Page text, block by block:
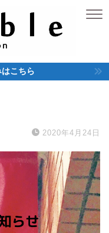
こちら
2020年4月24日